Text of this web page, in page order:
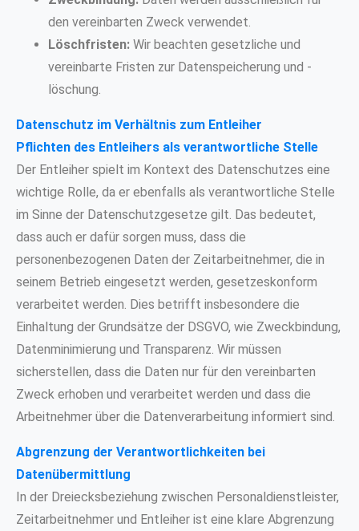
den vereinbarten Zweck verwendet.
Löschfristen: Wir beachten gesetzliche und
vereinbarte Fristen zur Datenspeicherung und -
löschung.
Datenschutz im Verhältnis zum Entleiher
Pflichten des Entleihers als verantwortliche Stelle
Der Entleiher spielt im Kontext des Datenschutzes eine
wichtige Rolle, da er ebenfalls als verantwortliche Stelle
im Sinne der Datenschutzgesetze gilt. Das bedeutet,
dass auch er dafür sorgen muss, dass die
personenbezogenen Daten der Zeitarbeitnehmer, die in
seinem Betrieb eingesetzt werden, gesetzeskonform
verarbeitet werden. Dies betrifft insbesondere die
Einhaltung der Grundsätze der DSGVO, wie Zweckbindung,
Datenminimierung und Transparenz. Wir müssen
sicherstellen, dass die Daten nur für den vereinbarten
Zweck erhoben und verarbeitet werden und dass die
Arbeitnehmer über die Datenverarbeitung informiert sind.
Abgrenzung der Verantwortlichkeiten bei
Datenübermittlung
In der Dreiecksbeziehung zwischen Personaldienstleister,
Zeitarbeitnehmer und Entleiher ist eine klare Abgrenzung